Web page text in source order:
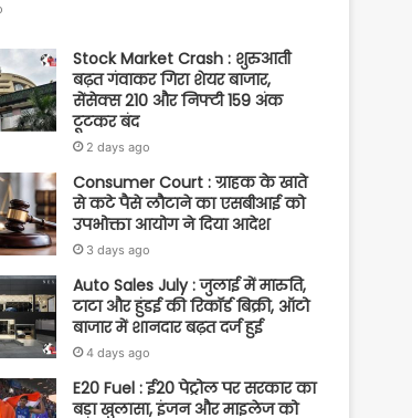
Stock Market Crash : शुरुआती
बढ़त गंवाकर गिरा शेयर बाजार,
सेंसेक्स 210 और निफ्टी 159 अंक
टूटकर बंद
2 days ago
Consumer Court : ग्राहक के खाते
से कटे पैसे लौटाने का एसबीआई को
उपभोक्ता आयोग ने दिया आदेश
3 days ago
Auto Sales July : जुलाई में मारुति,
टाटा और हुंडई की रिकॉर्ड बिक्री, ऑटो
बाजार में शानदार बढ़त दर्ज हुई
4 days ago
E20 Fuel : ई20 पेट्रोल पर सरकार का
बड़ा खुलासा, इंजन और माइलेज को